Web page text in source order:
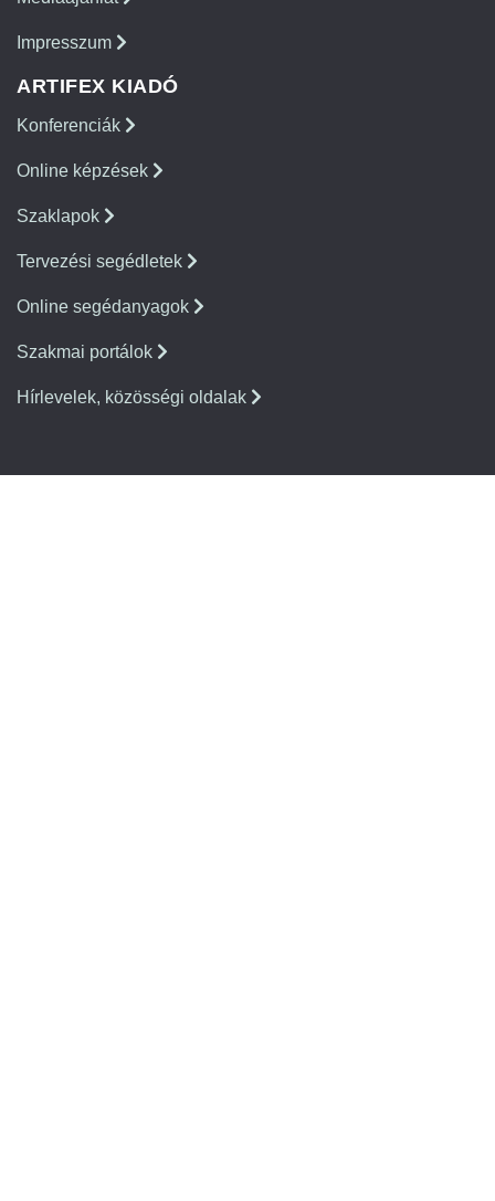
Impresszum
ARTIFEX KIADÓ
Konferenciák
Online képzések
Szaklapok
Tervezési segédletek
Online segédanyagok
Szakmai portálok
Hírlevelek, közösségi oldalak